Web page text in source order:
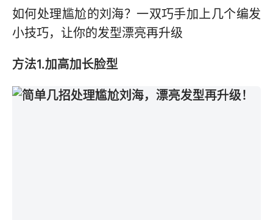
如何处理尴尬的刘海？一双巧手加上几个编发
小技巧，让你的发型漂亮再升级
方法1.加高加长脸型